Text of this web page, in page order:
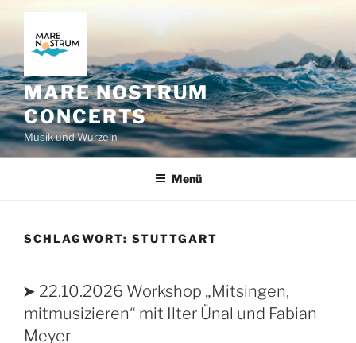
Zum
springen
MARE NOSTRUM
CONCERTS
Musik und Wurzeln
Menü
SCHLAGWORT: STUTTGART
VERÖFFENTLICHT
AM
➤ 22.10.2026 Workshop „Mitsingen,
mitmusizieren“ mit Ilter Ünal und Fabian
Meyer